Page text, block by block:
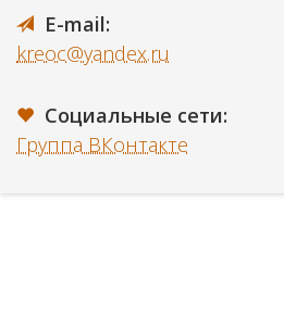
E-mail:
kreoc@yandex.ru
Социальные сети:
Группа ВКонтакте